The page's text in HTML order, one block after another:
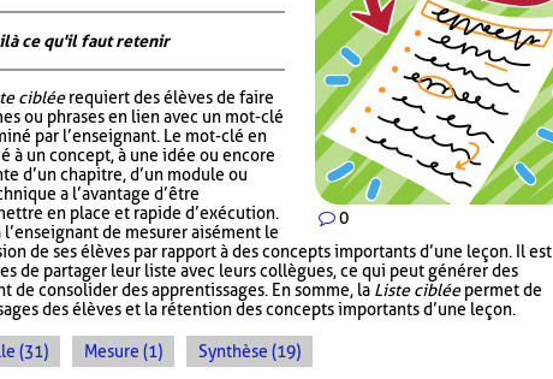
0
ce qu'il faut retenir
cibléerequiert des élèves de faire
ou phrases en lien avec un mot-clé
par l’enseignant. Le mot-clé en
à un concept, à une idée ou encore
d’un chapitre, d’un module ou
a l’avantage d’être
en place et rapide d’exécution.
de mesurer aisément le
de ses élèves par rapport à des concepts importants d’une leçon. Il est
de partager leur liste avec leurs collègues, ce qui peut générer des
de consolider des apprentissages. En somme, la Liste cibléepermet de
des élèves et la rétention des concepts importants d’une leçon.
(31) Mesure (1) Synthèse (19)